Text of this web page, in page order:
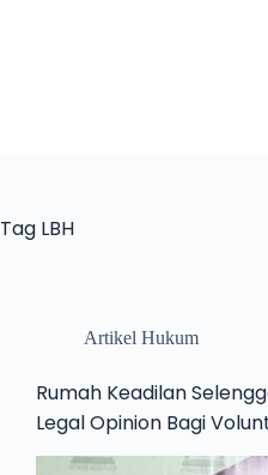
Tag LBH
Artikel Hukum
Rumah Keadilan
Legal Opinion Bagi